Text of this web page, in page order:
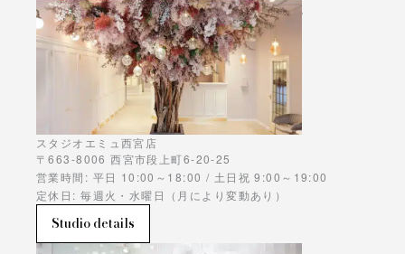
あなただけの物語をお楽しみください。
スタジオエミュ西宮店
〒663-8006 西宮市段上町6-20-25
営業時間: 平日 10:00～18:00 / 土日祝 9:00～19:00
定休日: 毎週火・水曜日（月により変動あり）
Studio details